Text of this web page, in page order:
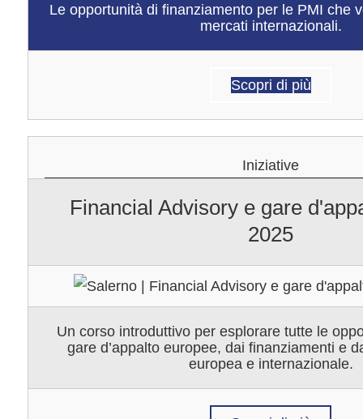
Le opportunità di finanziamento per le PMI che
mercati internazionali.
Scopri di più
Iniziative
Financial Advisory e gare
2025
Un corso introduttivo per esplorare tutte le
gare d’appalto europee, dai finanziamenti e
europea e internazionale.